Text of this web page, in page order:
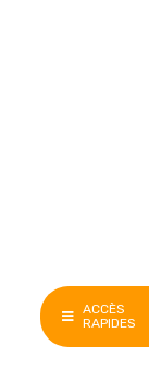
ACCÈS
RAPIDES